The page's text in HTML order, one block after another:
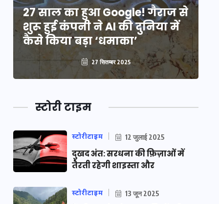
27 साल का हुआ Google! गैराज से
शुरू हुई कंपनी ने AI की दुनिया में
कैसे किया बड़ा ‘धमाका’
27 सितम्बर 2025
स्टोरी टाइम
स्टोरीटाइम 12 जुलाई 2025
दुखद अंत: सरधना की फ़िज़ाओं में
तैरती रहेगी शाइस्ता और
स्टोरीटाइम 13 जून 2025